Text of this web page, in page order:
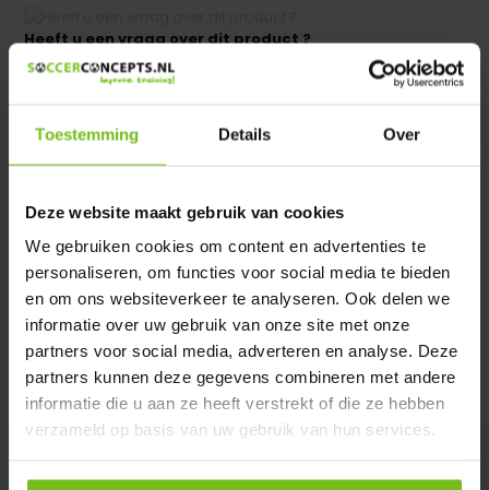
Toestemming Details Over
Deze website maakt gebruik van cookies
We gebruiken cookies om content en advertenties te
personaliseren, om functies voor social media te bieden
en om ons websiteverkeer te analyseren. Ook delen we
informatie over uw gebruik van onze site met onze
partners voor social media, adverteren en analyse. Deze
partners kunnen deze gegevens combineren met andere
informatie die u aan ze heeft verstrekt of die ze hebben
verzameld op basis van uw gebruik van hun services.
Heeft u een vraag over dit product ?
We helpen u graag met meer informatie
Spécifications
Évaluations
Partager